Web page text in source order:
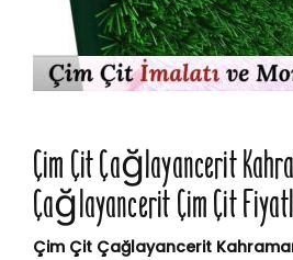
Çim Çit Çağlayancerit
Çağlayancerit Çim Çit
Çim Çit Çağlayancerit